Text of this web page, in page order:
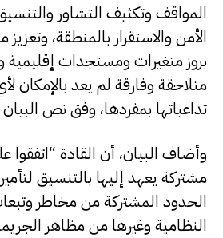
المواقف وتكثيف التشاور
الأمن والاستقرار بالمنطقة،
بروز متغيرات ومستجدات إقليمية
متلاحقة وفارقة لم يعد بالإمكان
تداعياتها بمفردها، وفق نص
وأضاف البيان، أن القادة
مشتركة يعهد إليها بالتنسيق
الحدود المشتركة من مخاطر
النظامية وغيرها من مظاهر